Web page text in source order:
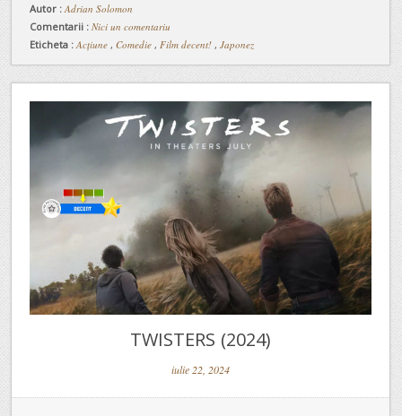
Autor : Adrian Solomon
Comentarii : Nici un comentariu
Eticheta : Acțiune , Comedie , Film decent! , Japonez
TWISTERS (2024)
iulie 22, 2024